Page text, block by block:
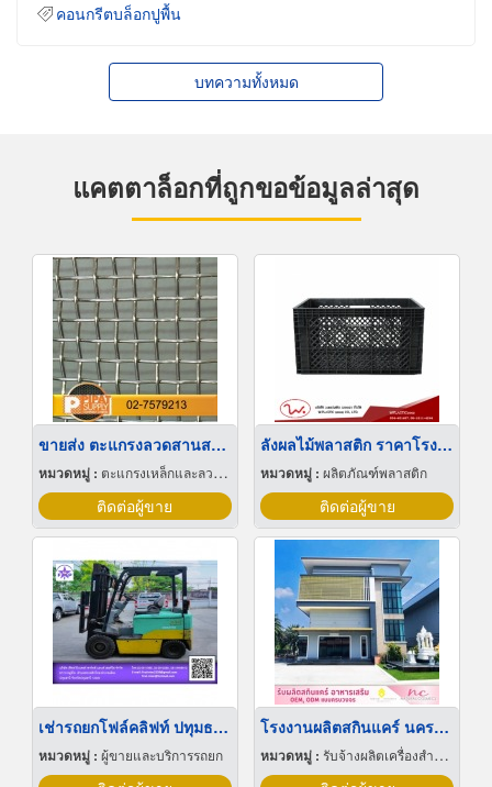
คอนกรีตบล็อกปูพื้น
บทความทั้งหมด
แคตตาล็อกที่ถูกขอข้อมูลล่าสุด
ขายส่ง ตะแกรงลวดสานสแตนเลส
หมวดหมู่ : ตะแกรงเหล็กและลวดตาข่าย
ติดต่อผู้ขาย
ลังผลไม้พลาสติก ราคาโรงงาน
หมวดหมู่ : ผลิตภัณฑ์พลาสติก
ติดต่อผู้ขาย
เช่ารถยกโฟล์คลิฟท์ ปทุมธานี
หมวดหมู่ : ผู้ขายและบริการรถยก
โรงงานผลิตสกินแคร์ นครปฐม
หมวดหมู่ : รับจ้างผลิตเครื่องสำอาง